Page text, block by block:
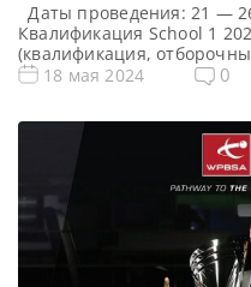
Даты проведения: 21 —
Квалификация School 1
(квалификация,
Morningside Arena Место
результаты Q School
трансляции Призовой
18 мая 2024 0